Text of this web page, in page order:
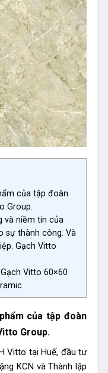
của tập đoàn
Group.
và niềm tin của
sự thành công. Và
Gạch Vitto
Vitto 60×60
của tập đoàn
Group.
Vitto tại Huế, đầu tư
KCN và Thành lập